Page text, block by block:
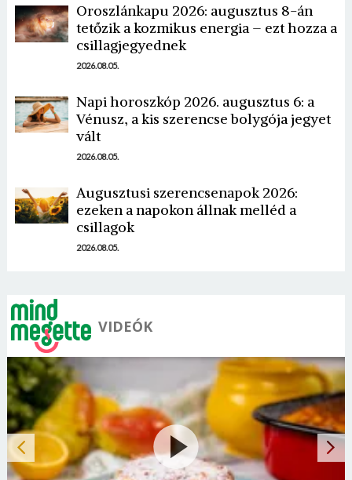
Oroszlánkapu 2026: augusztus 8-án
tetőzik a kozmikus energia – ezt hozza a
csillagjegyednek
2026.08.05.
Napi horoszkóp 2026. augusztus 6: a
Vénusz, a kis szerencse bolygója jegyet
vált
2026.08.05.
Augusztusi szerencsenapok 2026:
ezeken a napokon állnak melléd a
csillagok
2026.08.05.
VIDEÓK
Borsonline bejelentkezés
E-mail cím vagy felhasználónév
Jelszó